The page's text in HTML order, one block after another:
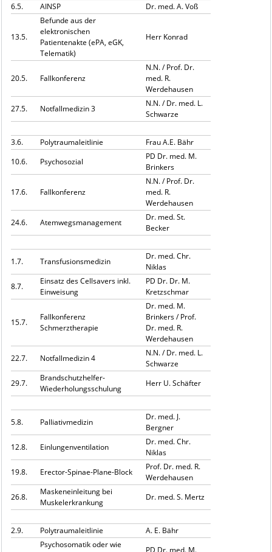
6.5. AINSP Dr. med. A. Voß
13.5.
Befunde aus der
elektronischen
Patientenakte (ePA, eGK,
Telematik)
Herr Konrad
20.5. Fallkonferenz
N.N. / Prof. Dr.
med. R.
Werdehausen
27.5.
Notfallmedizin 3
N.N. / Dr. med. L.
Schwarze
3.6. Polytraumaleitlinie
Frau A.E. Bähr
10.6.
Psychosozial
PD Dr. med. M.
Brinkers
17.6. Fallkonferenz
N.N. / Prof. Dr.
med. R.
Werdehausen
24.6.
Atemwegsmanagement
Dr. med. St.
Becker
1.7. Transfusionsmedizin
Dr. med. Chr.
Niklas
8.7.
Einsatz des Cellsavers inkl.
Einweisung
PD Dr. Dr. M.
Kretzschmar
15.7.
Fallkonferenz
Schmerztherapie
Dr. med. M.
Brinkers / Prof.
Dr. med. R.
Werdehausen
22.7.
Notfallmedizin 4
N.N. / Dr. med. L.
Schwarze
29.7.
Brandschutzhelfer-
Wiederholungsschulung
Herr U. Schäfter
5.8. Palliativmedizin
Dr. med. J.
Bergner
12.8.
Einlungenventilation
Dr. med. Chr.
Niklas
19.8.
Erector-Spinae-Plane-Block
Prof. Dr. med. R.
Werdehausen
26.8.
Maskeneinleitung bei
Muskelerkrankung
Dr. med. S. Mertz
2.9. Polytraumaleitlinie A. E. Bähr
Psychosomatik oder wie
PD Dr. med. M.